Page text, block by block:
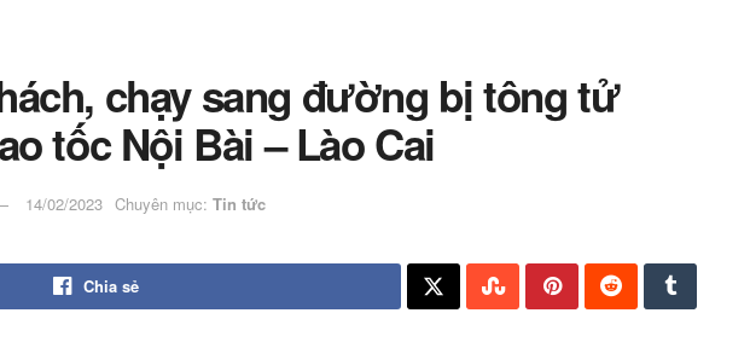
chạy sang đường bị tông tử
tốc Nội Bài – Lào Cai
14/02/2023 Chuyên mục: Tin tức
Chia sẻ